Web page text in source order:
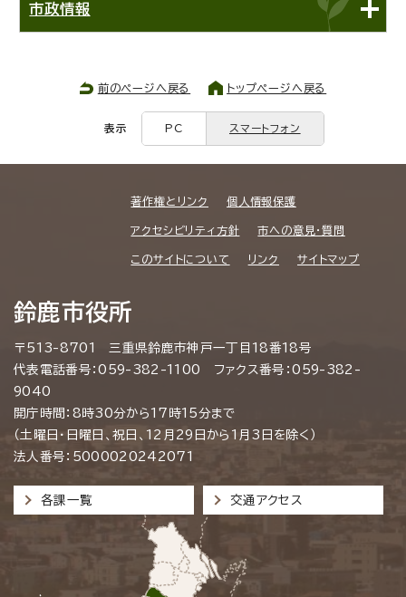
市政情報
前のページへ戻る トップページへ戻る
表示 PC スマートフォン
著作権とリンク 個人情報保護
アクセシビリティ方針 市への意見・質問
このサイトについて リンク サイトマップ
鈴鹿市役所
〒513-8701 三重県鈴鹿市神戸一丁目18番18号
代表電話番号：059-382-1100 ファクス番号：059-382-
9040
開庁時間：8時30分から17時15分まで
（土曜日・日曜日、祝日、12月29日から1月3日を除く）
法人番号：5000020242071
各課一覧 交通アクセス